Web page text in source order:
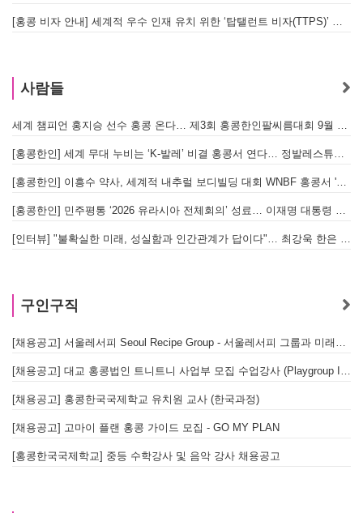
[홍콩 비자 안내] 세계적 우수 인재 유치 위한 ‘탑탤런트 비자(TTPS)’ 주요 요건
사람들
세계 챔피언 홍지승 선수 홍콩 온다… 제3회 홍콩한인팔씨름대회 9월 12일 개최
[홍콩한인] 세계 무대 누비는 ‘K-발레’ 비결 홍콩서 연다… 정발레스튜디오 개원
[홍콩한인] 이흥수 약사, 세계적 내추럴 보디빌딩 대회 WNBF 홍콩서 '마스터 부문 1위' 기염
[홍콩한인] 민주평통 ‘2026 유라시아 전체회의’ 성료… 이재명 대통령 참석으로 의미 더해
[인터뷰] "불확실한 미래, 성실함과 인간관계가 답이다"… 최강욱 한은 부소장이 청소년들에게 전하는 응원
구인구직
[채용공고] 서울레서피 Seoul Recipe Group - 서울레서피 그룹과 미래를 함께할 유능한 인재를 모십니다
[채용공고] 대교 홍콩법인 트니트니 사업부 모집 수업강사 (Playgroup Instructor)
[채용공고] 홍콩한국국제학교 유치원 교사 (한국과정)
[채용공고] 고마이 플랜 홍콩 가이드 모집 - GO MY PLAN
[홍콩한국국제학교] 중등 수학강사 및 음악 강사 채용공고